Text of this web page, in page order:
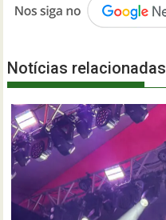
Notícias relacionadas